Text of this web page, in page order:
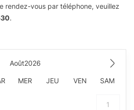
rendez-vous par téléphone, veuillez
.
Août2026
MER JEU VEN SAM
1